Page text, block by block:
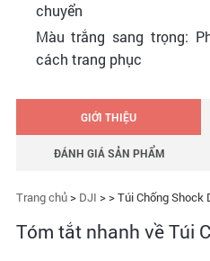
chuyển
Màu trắng sang trọng:
cách trang phục
GIỚI THIỆU
ĐÁNH GIÁ SẢN PHẨM
Trang chủ> DJI > >Túi Chống Shock
Tóm tắt nhanh về Túi